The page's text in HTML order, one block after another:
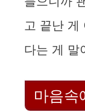
고 끝난 게
다는 게 말
마음속